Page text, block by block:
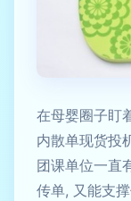
在母婴圈子盯
内散单现货投
团课单位一
传单, 又能支